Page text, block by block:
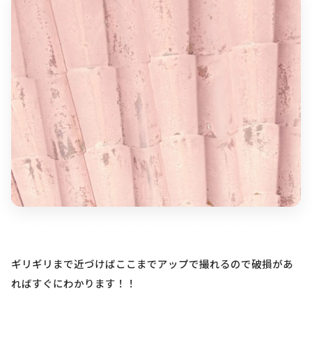
ギリギリまで近づけばここまでアップで撮れるので破損があ
ればすぐにわかります！！